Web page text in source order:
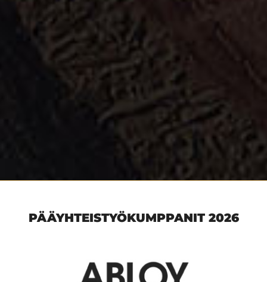
PÄÄYHTEISTYÖKUMPPANIT 2026